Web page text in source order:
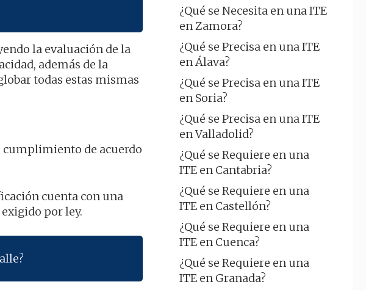
la evaluación de la
además de la
todas estas mismas
cumplimiento de acuerdo
cuenta con una
por ley.
¿Qué se Necesita en una ITE
en Zamora?
¿Qué se Precisa en una ITE
en Álava?
¿Qué se Precisa en una ITE
en Soria?
¿Qué se Precisa en una ITE
en Valladolid?
¿Qué se Requiere en una
ITE en Cantabria?
¿Qué se Requiere en una
ITE en Castellón?
¿Qué se Requiere en una
ITE en Cuenca?
¿Qué se Requiere en una
ITE en Granada?